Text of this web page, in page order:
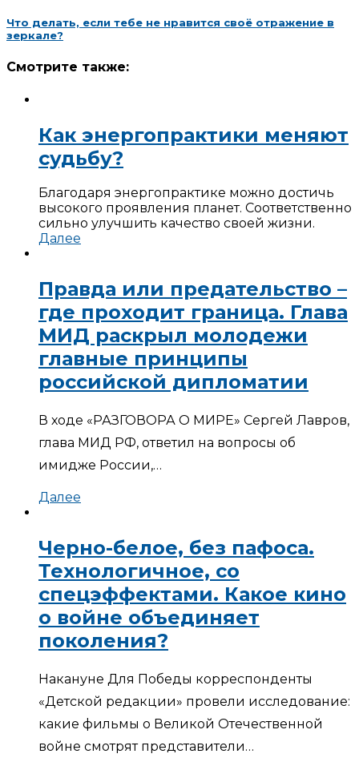
Что делать, если тебе не нравится своё отражение в
зеркале?
Смотрите также:
Как энергопрактики меняют
судьбу?
Благодаря энергопрактике можно достичь
высокого проявления планет. Соответственно
сильно улучшить качество своей жизни.
Далее
Правда или предательство –
где проходит граница. Глава
МИД раскрыл молодежи
главные принципы
российской дипломатии
В ходе «РАЗГОВОРА О МИРЕ» Сергей Лавров,
глава МИД РФ, ответил на вопросы об
имидже России,…
Далее
Черно-белое, без пафоса.
Технологичное, со
спецэффектами. Какое кино
о войне объединяет
поколения?
Накануне Для Победы корреспонденты
«Детской редакции» провели исследование:
какие фильмы о Великой Отечественной
войне смотрят представители…